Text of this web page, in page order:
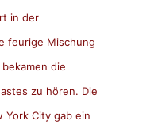
in der
feurige Mischung
die
zu hören. Die
York City gab ein